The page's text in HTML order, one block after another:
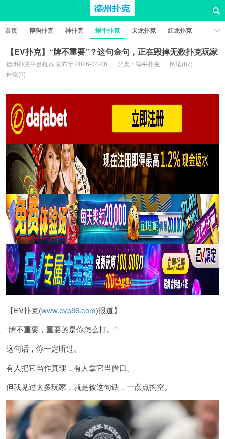
首页 博狗扑克 神扑克 蜗牛扑克 天龙扑克
红龙扑克
新葡京棋牌
红星扑克 扑克之星 比特币扑克
【EV扑克】“牌不重要”？这句金句，正在毁掉无数扑克玩家
德州扑克平台推荐 发布于 2026-04-06 分类： 蜗牛扑克
阅读(87)
评论(0)
【EV扑克(www.evp86.com)报道】
“牌不重要，重要的是你怎么打。”
这句话，你一定听过。
有人把它当作真理，有人拿它当借口。
但我见过太多玩家，就是被这句话，一点点掏空。